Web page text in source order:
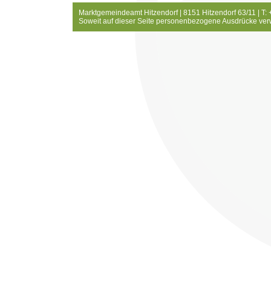
Marktgemeindeamt Hitzendorf | 8151 Hitzendorf 63/11 |
Soweit auf dieser Seite personenbezogene Ausdrücke